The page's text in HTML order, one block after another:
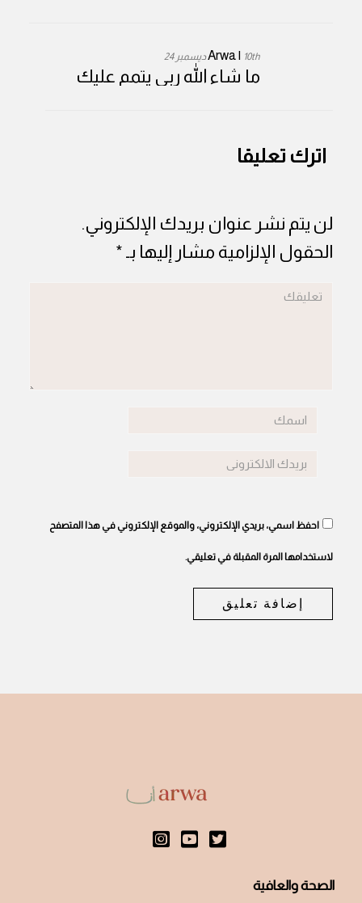
Arwa| 10th ديسمبر 24
ما شاء الله ربي يتمم عليك
اترك تعليقا
لن يتم نشر عنوان بريدك الإلكتروني.
الحقول الإلزامية مشار إليها بـ *
احفظ اسمي، بريدي الإلكتروني، والموقع الإلكتروني في هذا المتصفح
لاستخدامها المرة المقبلة في تعليقي.
الصحة والعافية